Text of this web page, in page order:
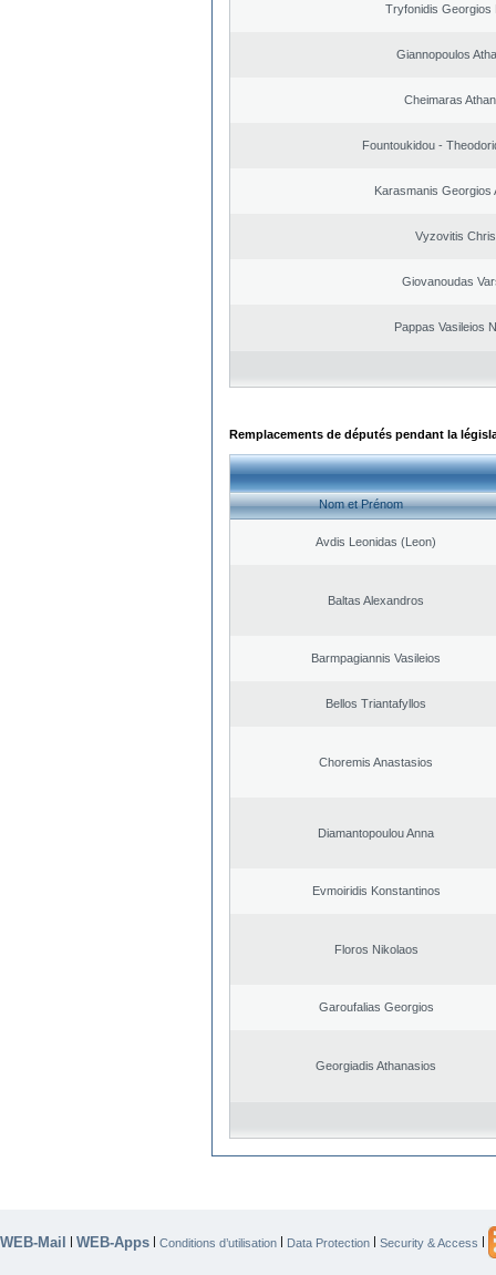
Tryfonidis Georgios
Giannopoulos
Cheimaras
Fountoukidou -
Karasmanis Georgios
Vyzovitis
Giovanoudas
Pappas Vasileios
Remplacements de députés pendant la
Nom et Prénom
Avdis Leonidas (Leon)
Baltas Alexandros
Barmpagiannis Vasileios
Bellos Triantafyllos
Choremis Anastasios
Diamantopoulou Anna
Evmoiridis Konstantinos
Floros Nikolaos
Garoufalias Georgios
Georgiadis Athanasios
WEB-Mail | WEB-Apps | Conditions d’utilisation | Data Protection | Security & Access |